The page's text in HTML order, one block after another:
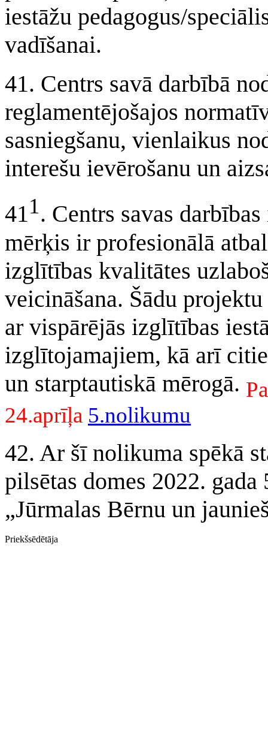
iestāžu pedagogus/
vadīšanai.
41. Centrs savā darbībā
reglamentējošajos
sasniegšanu, vienlaikus
interešu ievērošanu un
411. Centrs savas
mērķis ir profesionālā
izglītības kvalitātes
veicināšana. Šādu
ar vispārējās izglītības
izglītojamajiem, kā arī
un starptautiskā mērogā.
24.aprīļa 5.nolikumu
42. Ar šī nolikuma spēkā
pilsētas domes 2022.
„Jūrmalas Bērnu un
Priekšsēdētāja